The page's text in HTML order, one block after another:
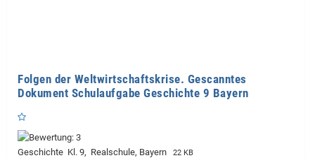
Folgen der Weltwirtschaftskrise. Gescanntes
Dokument Schulaufgabe Geschichte 9 Bayern
Geschichte Kl. 9, Realschule, Bayern 22 KB